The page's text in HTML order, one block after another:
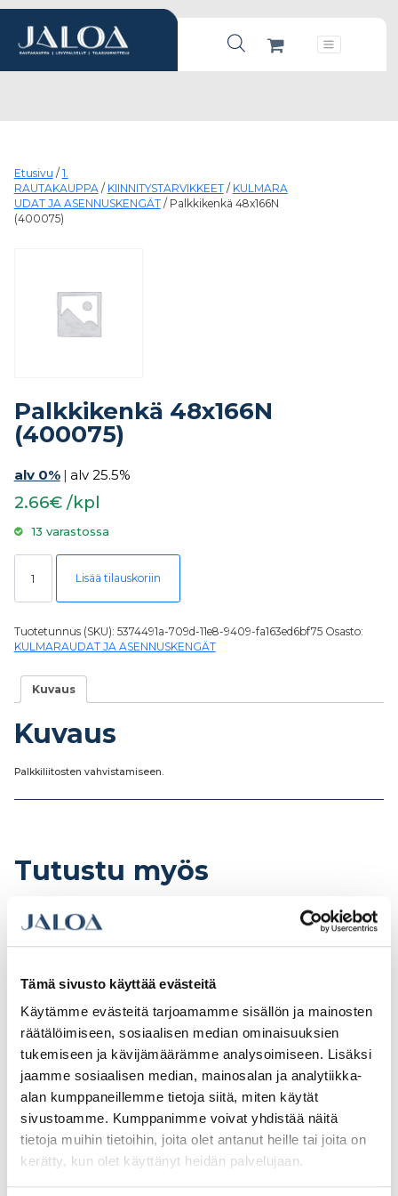
Tämä sivusto käyttää evästeitä
Käytämme evästeitä tarjoamamme sisällön ja mainosten
räätälöimiseen, sosiaalisen median ominaisuuksien
tukemiseen ja kävijämäärämme analysoimiseen. Lisäksi
jaamme sosiaalisen median, mainosalan ja analytiikka-
alan kumppaneillemme tietoja siitä, miten käytät
sivustoamme. Kumppanimme voivat yhdistää näitä
tietoja muihin tietoihin, joita olet antanut heille tai joita on
kerätty, kun olet käyttänyt heidän palvelujaan.
Products search
Päävalikko
Etusivu / 1.
RAUTAKAUPPA/ KIINNITYSTARVIKKEET/ KULMARA
UDAT JA ASENNUSKENGÄT/ Palkkikenkä 48x166N
(400075)
Palkkikenkä 48x166N
(400075)
alv 0% | alv 25.5%
2.66€ /kpl
13 varastossa
Palkkikenkä 48x166N (400075) määrä
Lisää tilauskoriin
Tuotetunnus (SKU): 5374491a-709d-11e8-9409-fa163ed6bf75 Osasto:
KULMARAUDAT JA ASENNUSKENGÄT
Kuvaus
Kuvaus
Palkkiliitosten vahvistamiseen.
Tutustu myös
Kulmarauta
90×35(40)x40x2,5
Kulmarauta
40x40x20x2,0